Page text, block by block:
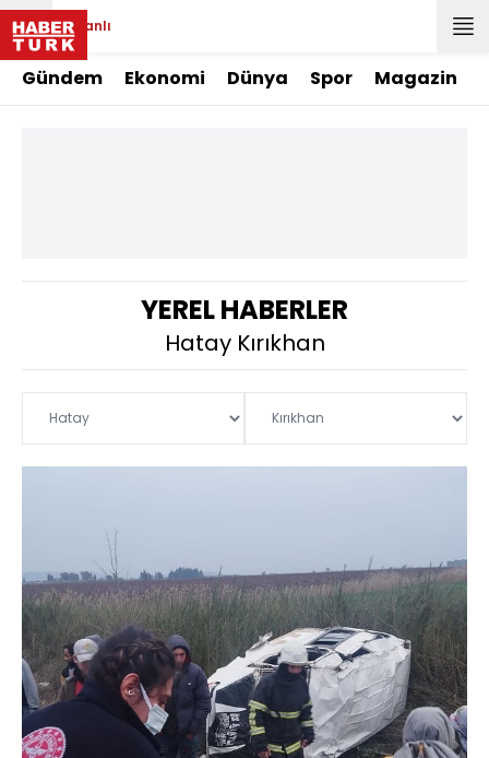
Canlı
Gündem Ekonomi Dünya Spor Magazin
YEREL HABERLER
Hatay Kırıkhan